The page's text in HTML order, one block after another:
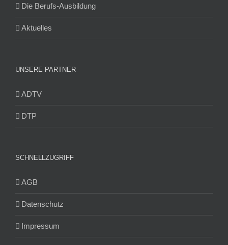
Die Berufs-Ausbildung
Aktuelles
UNSERE PARTNER
ADTV
DTP
SCHNELLZUGRIFF
AGB
Datenschutz
Impressum